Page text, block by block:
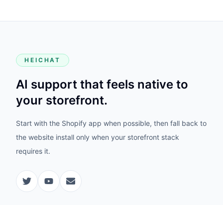
HEICHAT
AI support that feels native to
your storefront.
Start with the Shopify app when possible, then fall back to
the website install only when your storefront stack
requires it.